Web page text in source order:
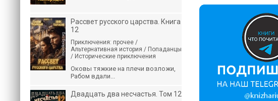
Рассвет русского царства. Книга
12
Приключения: прочее /
Альтернативная история / Попаданцы
/ Исторические приключения
Оковы тяжкие на плечи возложи,
Рабом вдали...
Двадцать два несчастья. Том 12